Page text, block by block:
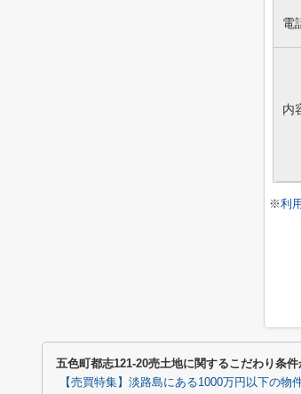
電
内
※利
五色町都志121-20売土地に関するこだわり条
【売買特集】淡路島にある1000万円以下の物